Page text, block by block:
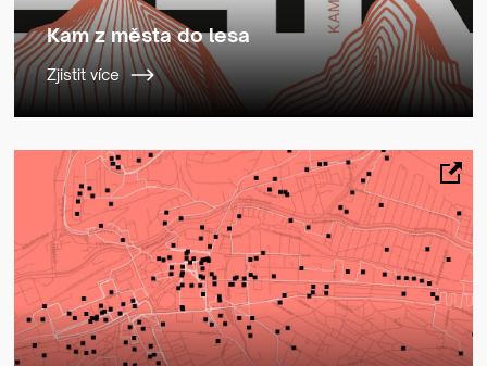
Kam z města do lesa
Zjistit více